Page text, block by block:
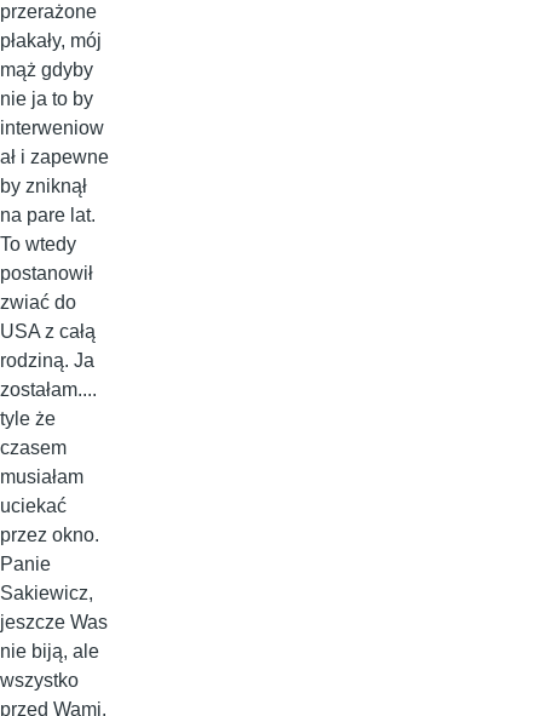
przerażone
płakały, mój
mąż gdyby
nie ja to by
interweniow
ał i zapewne
by zniknął
na pare lat.
To wtedy
postanowił
zwiać do
USA z całą
rodziną. Ja
zostałam....
tyle że
czasem
musiałam
uciekać
przez okno.
Panie
Sakiewicz,
jeszcze Was
nie biją, ale
wszystko
przed Wami.